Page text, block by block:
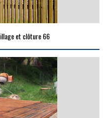
et clôture 66